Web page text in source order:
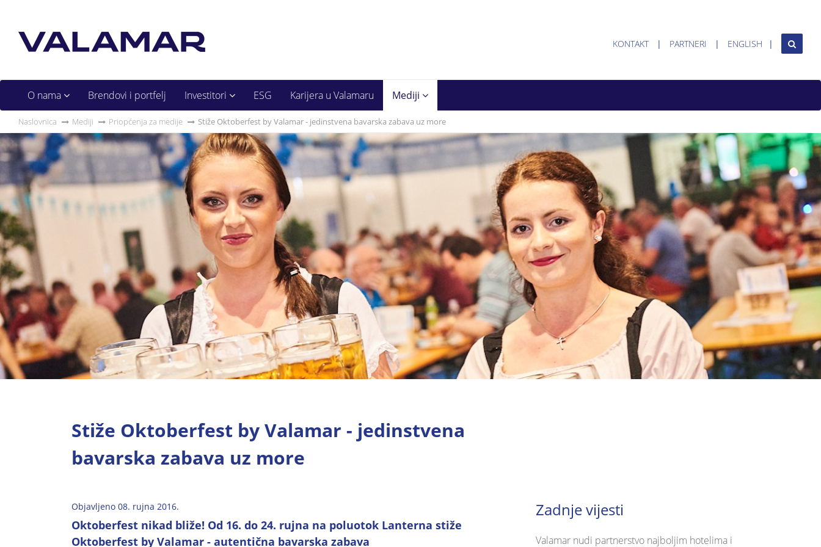
KONTAKT PARTNERI ENGLISH
O nama Brendovi i portfelj Investitori ESG Karijera u Valamaru Mediji
Naslovnica Mediji Priopćenja za medije Stiže Oktoberfest by Valamar - jedinstvena bavarska zabava uz more
Stiže Oktoberfest by Valamar - jedinstvena
bavarska zabava uz more
Objavljeno 08. rujna 2016.
Oktoberfest nikad bliže! Od 16. do 24. rujna na poluotok Lanterna stiže
Oktoberfest by Valamar - autentična bavarska zabava
Zadnje vijesti
Valamar nudi partnerstvo najboljim hotelima i